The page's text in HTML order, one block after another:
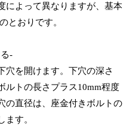
によって異なりますが、基本
とおりです。
-
穴を開けます。下穴の深さ
ルトの長さプラス10mm程度
の直径は、座金付きボルトの
ます。